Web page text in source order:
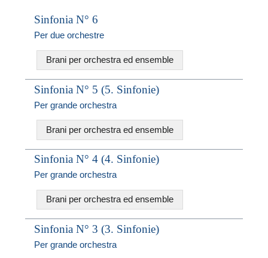
Sinfonia N° 6
Per due orchestre
Brani per orchestra ed ensemble
Sinfonia N° 5 (5. Sinfonie)
Per grande orchestra
Brani per orchestra ed ensemble
Sinfonia N° 4 (4. Sinfonie)
Per grande orchestra
Brani per orchestra ed ensemble
Sinfonia N° 3 (3. Sinfonie)
Per grande orchestra